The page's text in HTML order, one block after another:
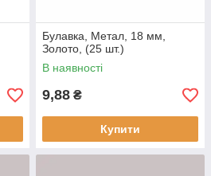
Булавка, Метал, 18 мм,
Золото, (25 шт.)
В наявності
9,88 ₴
Купити